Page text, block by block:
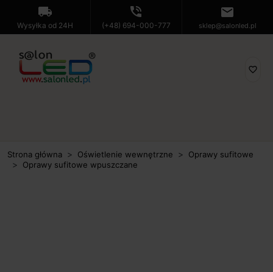
local_shipping
Wysyłka od 24H
phone_in_talk
(+48) 694-000-777
mail
sklep@salonled.pl
favorite_border
Strona główna Oświetlenie wewnętrzne
Oprawy sufitowe
Oprawy sufitowe wpuszczane